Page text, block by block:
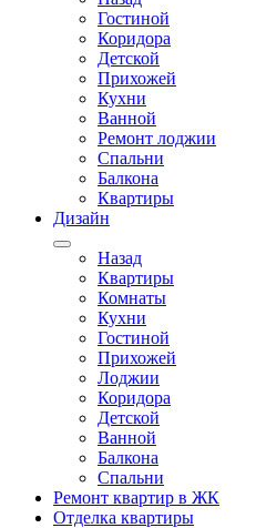
Гостиной
Коридора
Детской
Прихожей
Кухни
Ванной
Ремонт лоджии
Спальни
Балкона
Квартиры
Дизайн
Назад
Квартиры
Комнаты
Кухни
Гостиной
Прихожей
Лоджии
Коридора
Детской
Ванной
Балкона
Спальни
Ремонт квартир в ЖК
Отделка квартиры